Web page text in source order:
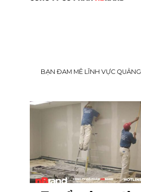
BẠN ĐAM MÊ LĨNH VỰC